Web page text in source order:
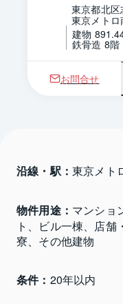
東京都北区
東京メト
建物
鉄骨造 8階
お問合せ
沿線・駅： 東京メト
物件用途： マンショ
ト、ビル一棟、店舗
寮、その他建物
条件： 20年以内